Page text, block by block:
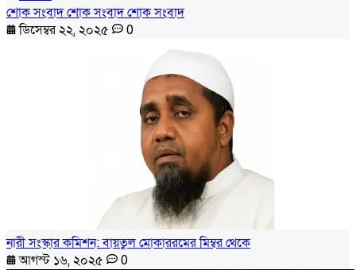
শোক সংবাদ শোক সংবাদ শোক সংবাদ
ডিসেম্বর ২২, ২০২৫
0
নারী সংস্কার কমিশন: বায়তুল মোকাররমের মিম্বর থেকে
আগস্ট ১৬, ২০২৫
0